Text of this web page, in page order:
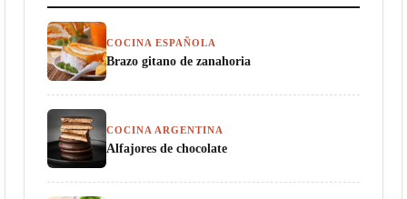
COCINA ESPAÑOLA
Brazo gitano de zanahoria
COCINA ARGENTINA
Alfajores de chocolate